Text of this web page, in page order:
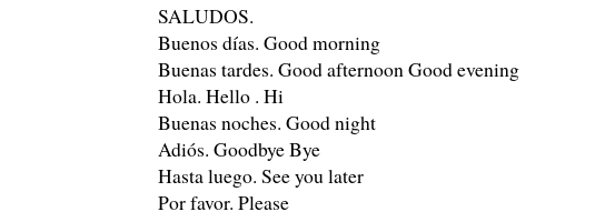
SALUDOS.
Buenos días. Good morning
Buenas tardes. Good afternoon Good evening
Hola. Hello . Hi
Buenas noches. Good night
Adiós. Goodbye Bye
Hasta luego. See you later
Por favor. Please